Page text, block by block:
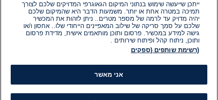
ייתכן שייעשה שימוש בנתוני המיקום הגאוגרפי המדויקים שלכם לצורך
תמיכה במטרה אחת או יותר. משמעות הדבר היא שהמיקום שלכם
יהיה מדויק עד לרמה של מספר מטרים.. ניתן לזהות את המכשיר
שלכם על סמך סריקה של שילוב המאפיינים הייחודי שלו.. אחסון ו/או
גישה למידע במכשיר. פרסום ותוכן מותאמים אישית, מדידת פרסום
ותוכן, ניתוח קהל ופיתוח שירותים .
(רשימת שותפים (ספקים
אני מאשר